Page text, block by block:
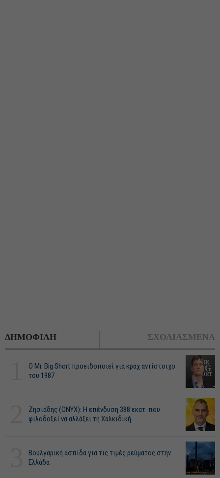
ΔΗΜΟΦΙΛΗ ΣΧΟΛΙΑΣΜΕΝΑ
O Mr. Big Short προειδοποιεί για κραχ αντίστοιχο
του 1987
Ζησιάδης (ONYX): Η επένδυση 388 εκατ. που
φιλοδοξεί να αλλάξει τη Χαλκιδική
Βουλγαρική ασπίδα για τις τιμές ρεύματος στην
Ελλάδα